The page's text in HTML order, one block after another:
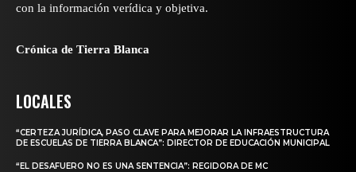
con la información verídica y objetiva.
Crónica de Tierra Blanca
LOCALES
“CERTEZA JURÍDICA, PASO CLAVE PARA MEJORAR LA INFRAESTRUCTURA
DE ESCUELAS DE TIERRA BLANCA”: DIRECTOR DE EDUCACIÓN MUNICIPAL
“EL DESAFUERO NO ES UNA SENTENCIA”: REGIDORA DE MC